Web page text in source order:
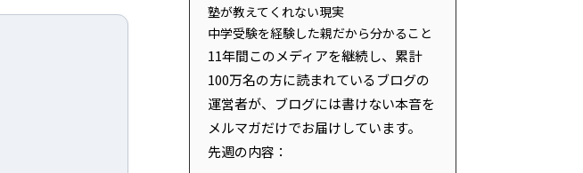
塾が教えてくれない現実
中学受験を経験した親だから分かること
11年間このメディアを継続し、累計
100万名の方に読まれているブログの
運営者が、ブログには書けない本音を
メルマガだけでお届けしています。
先週の内容：